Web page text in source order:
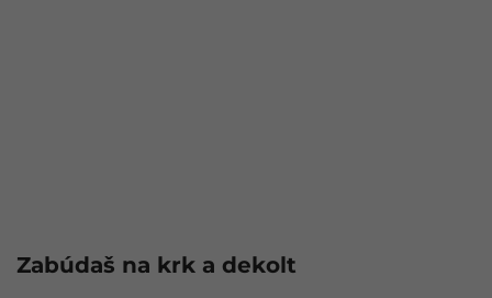
Zabúdaš na krk a dekolt